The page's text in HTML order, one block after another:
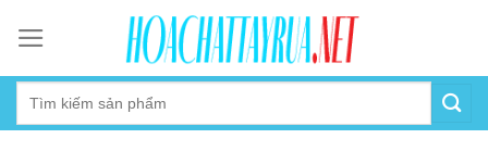
content